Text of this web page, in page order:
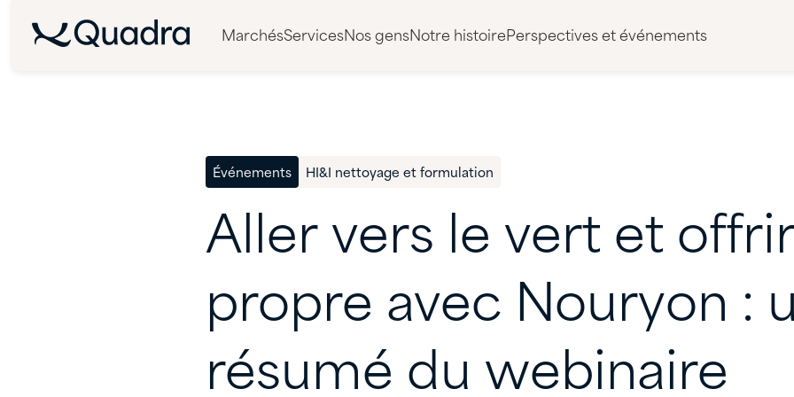
MarchésServicesNos gensNotre histoirePerspectives et événements
Événements HI&I nettoyage et formulation
Aller vers le vert et
propre avec Nouryon :
résumé du webinaire